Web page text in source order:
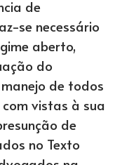
de
se necessário
aberto,
do
de todos
vistas à sua
de
no Texto